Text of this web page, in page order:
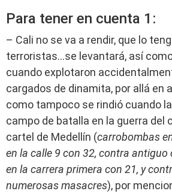
Para tener en cuenta 1:
– Cali no se va a rendir, que lo
terroristas…se levantará, así
cuando explotaron
cargados de dinamita, por allá en
como tampoco se rindió cuando
campo de batalla en la guerra del
cartel de Medellín (carrobombas
en la calle 9 con 32, contra antiguo
en la carrera primera con 21, y
numerosas masacres), por